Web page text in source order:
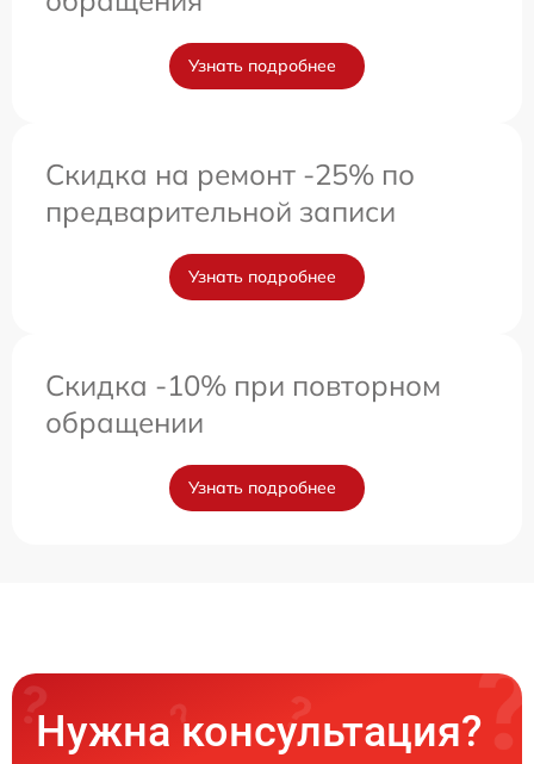
Узнать подробнее
Скидка на ремонт -25% по
предварительной записи
Узнать подробнее
Скидка -10% при повторном
обращении
Узнать подробнее
Нужна консультация?